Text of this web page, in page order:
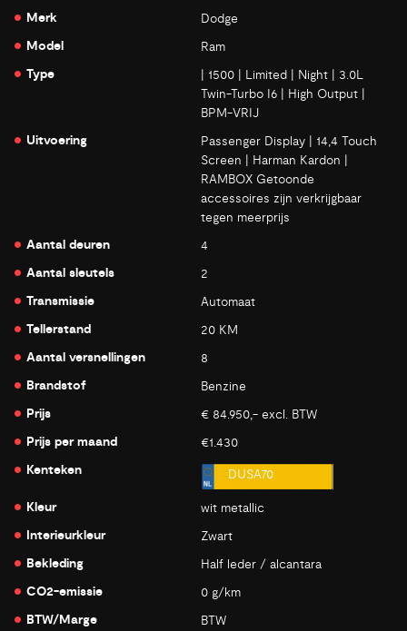
Merk Dodge
Model Ram
Type
| 1500 | Limited | Night | 3.0L
Twin-Turbo I6 | High Output |
BPM-VRIJ
Uitvoering
Passenger Display | 14,4 Touch
Screen | Harman Kardon |
RAMBOX Getoonde
accessoires zijn verkrijgbaar
tegen meerprijs
Aantal deuren 4
Aantal sleutels 2
Transmissie Automaat
Tellerstand 20 KM
Aantal versnellingen 8
Brandstof Benzine
Prijs € 84.950,- excl. BTW
Prijs per maand €1.430
Kenteken DUSA70
Kleur wit metallic
Interieurkleur Zwart
Bekleding Half leder / alcantara
CO2-emissie 0 g/km
BTW/Marge BTW